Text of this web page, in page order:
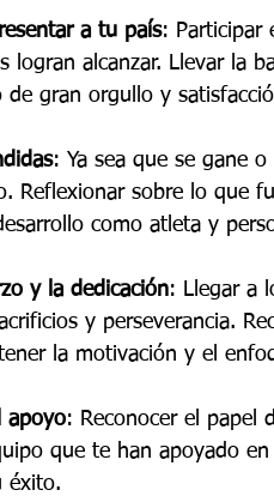
a tu país: Participar
logran alcanzar. Llevar la
de gran orgullo y
: Ya sea que se gane
Reflexionar sobre lo que
como atleta y
y la dedicación: Llegar a
y perseverancia.
la motivación y el
apoyo: Reconocer el papel
que te han apoyado
éxito.